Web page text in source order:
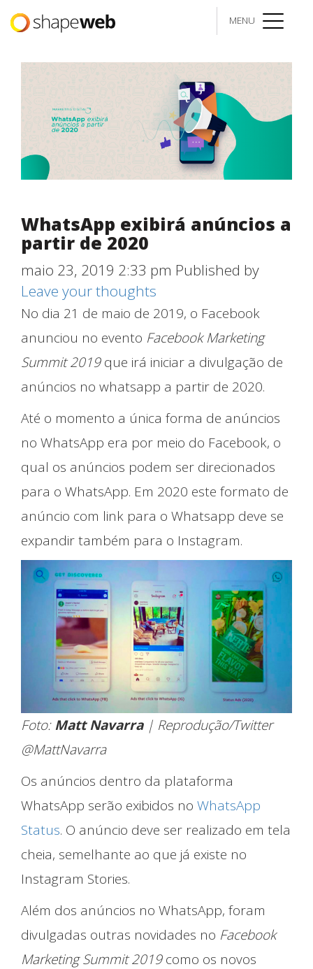
MENU
Latest Posts
WhatsApp exibirá anúncios a
partir de 2020
maio 23, 2019 2:33 pm Published by
Leave your thoughts
No dia 21 de maio de 2019, o Facebook
anunciou no evento Facebook Marketing
Summit 2019que irá iniciar a divulgação de
anúncios no whatsapp a partir de 2020.
Até o momento a única forma de anúncios
no WhatsApp era por meio do Facebook, o
qual os anúncios podem ser direcionados
para o WhatsApp. Em 2020 este formato de
anúncio com link para o Whatsapp deve se
expandir também para o Instagram.
Foto:Matt Navarra| Reprodução/Twitter
@MattNavarra
Os anúncios dentro da plataforma
WhatsApp serão exibidos no WhatsApp
Status. O anúncio deve ser realizado em tela
cheia, semelhante ao que já existe no
Instagram Stories.
Além dos anúncios no WhatsApp, foram
divulgadas outras novidades no Facebook
Marketing Summit 2019como os novos